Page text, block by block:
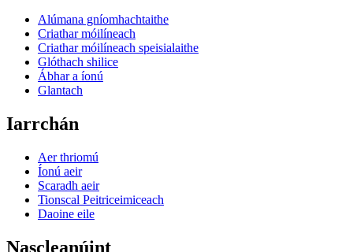
Alúmana gníomhachtaithe
Criathar móilíneach
Criathar móilíneach speisialaithe
Glóthach shilice
Ábhar a íonú
Glantach
Iarrchán
Aer thriomú
Íonú aeir
Scaradh aeir
Tionscal Peitriceimiceach
Daoine eile
Nascleanúint